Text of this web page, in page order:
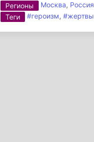
Регионы
Москва, Россия
Теги
#героизм,#жертвы